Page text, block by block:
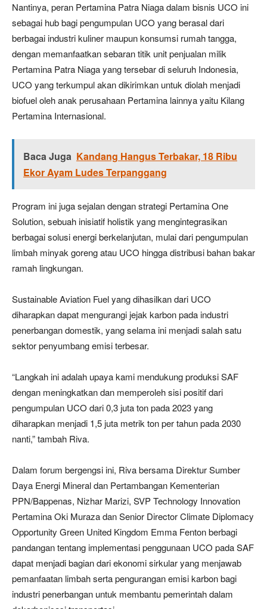
Nantinya, peran Pertamina Patra Niaga dalam bisnis UCO ini
sebagai hub bagi pengumpulan UCO yang berasal dari
berbagai industri kuliner maupun konsumsi rumah tangga,
dengan memanfaatkan sebaran titik unit penjualan milik
Pertamina Patra Niaga yang tersebar di seluruh Indonesia,
UCO yang terkumpul akan dikirimkan untuk diolah menjadi
biofuel oleh anak perusahaan Pertamina lainnya yaitu Kilang
Pertamina Internasional.
Baca Juga Kandang Hangus Terbakar, 18 Ribu
Ekor Ayam Ludes Terpanggang
Program ini juga sejalan dengan strategi Pertamina One
Solution, sebuah inisiatif holistik yang mengintegrasikan
berbagai solusi energi berkelanjutan, mulai dari pengumpulan
limbah minyak goreng atau UCO hingga distribusi bahan bakar
ramah lingkungan.
Sustainable Aviation Fuel yang dihasilkan dari UCO
diharapkan dapat mengurangi jejak karbon pada industri
penerbangan domestik, yang selama ini menjadi salah satu
sektor penyumbang emisi terbesar.
“Langkah ini adalah upaya kami mendukung produksi SAF
dengan meningkatkan dan memperoleh sisi positif dari
pengumpulan UCO dari 0,3 juta ton pada 2023 yang
diharapkan menjadi 1,5 juta metrik ton per tahun pada 2030
nanti,” tambah Riva.
Dalam forum bergengsi ini, Riva bersama Direktur Sumber
Daya Energi Mineral dan Pertambangan Kementerian
PPN/Bappenas, Nizhar Marizi, SVP Technology Innovation
Pertamina Oki Muraza dan Senior Director Climate Diplomacy
Opportunity Green United Kingdom Emma Fenton berbagi
pandangan tentang implementasi penggunaan UCO pada SAF
dapat menjadi bagian dari ekonomi sirkular yang menjawab
pemanfaatan limbah serta pengurangan emisi karbon bagi
industri penerbangan untuk membantu pemerintah dalam